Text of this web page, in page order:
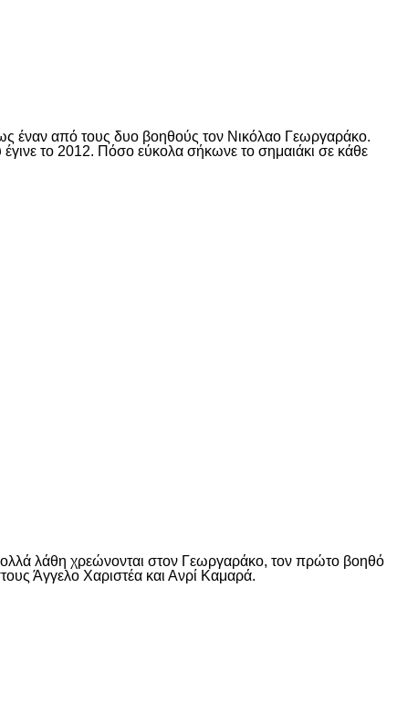
ως έναν από τους δυο βοηθούς τον Νικόλαο Γεωργαράκο.
έγινε το 2012. Πόσο εύκολα σήκωνε το σημαιάκι σε κάθε
λάθη χρεώνονται στον Γεωργαράκο, τον πρώτο βοηθό
Άγγελο Xαριστέα και Ανρί Kαμαρά.